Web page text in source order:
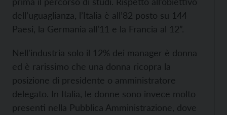
dell’uguaglianza, l’Italia è all’82 posto su 144
Paesi, la Germania all’11 e la Francia al 12”.
Nell'industria solo il 12% dei manager è donna
ed è rarissimo che una donna ricopra la
posizione di presidente o amministratore
delegato. In Italia, le donne sono invece molto
presenti nella Pubblica Amministrazione, dove